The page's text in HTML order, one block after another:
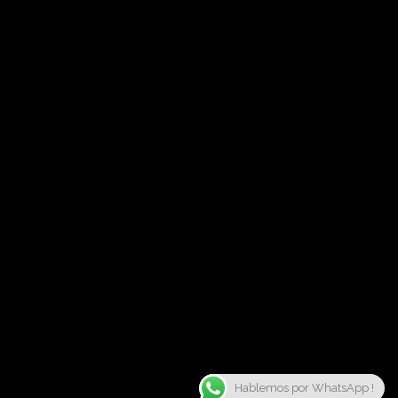
Hablemos por WhatsApp !